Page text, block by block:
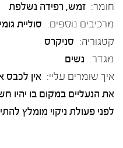
חומר: זמש, רפידה נשלפת
מרכיבים נוספים: סוליית
קטגוריה: סניקרס
מגדר: נשים
איך שומרים עליי: אין לכבס
את הנעליים במקום בו יהיו
לפני פעולת ניקוי מומלץ